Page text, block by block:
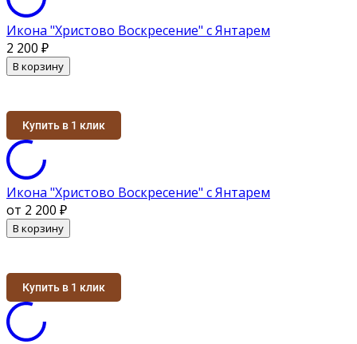
Икона "Христово Воскресение" с Янтарем
2 200 ₽
В корзину
Купить в 1 клик
Икона "Христово Воскресение" с Янтарем
от 2 200 ₽
В корзину
Купить в 1 клик